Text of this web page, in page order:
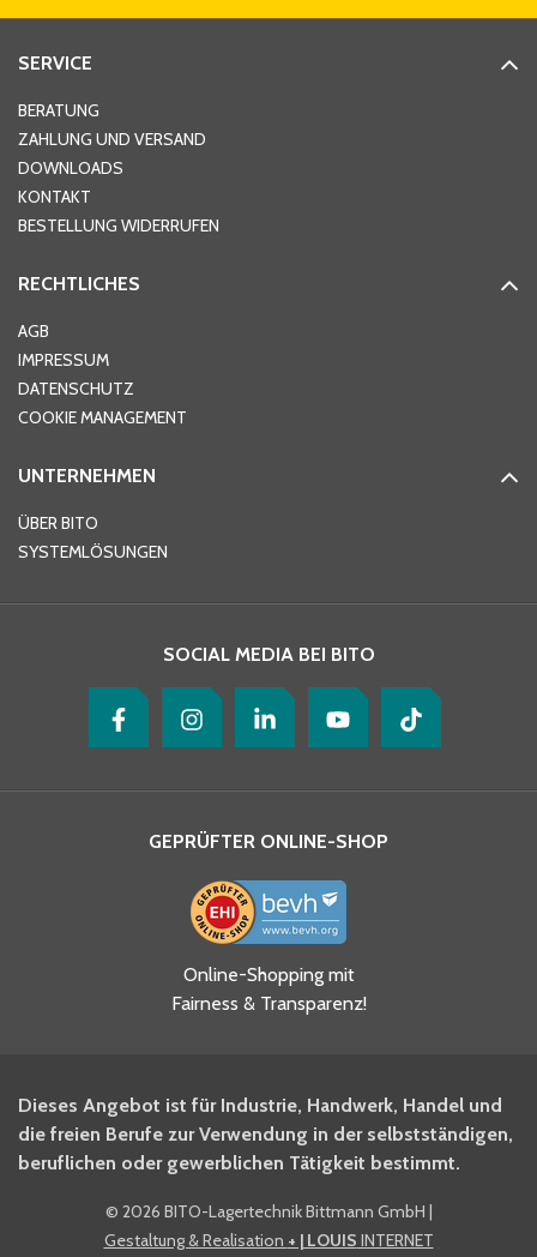
Hausnummer
Ort*
Telefon
Ja, ich habe die
Datenschutzhinweise gelesen
und akzeptiere diese.
BITO Newsletter Fachwissen
Intralogistiker anmelden.
Ja, ich möchte mich für den
BITO Shop-Newsletter
SERVICE
BERATUNG
ZAHLUNG UND VERSAND
DOWNLOADS
KONTAKT
BESTELLUNG WIDERRUFEN
RECHTLICHES
AGB
IMPRESSUM
DATENSCHUTZ
COOKIE MANAGEMENT
UNTERNEHMEN
ÜBER BITO
SYSTEMLÖSUNGEN
SOCIAL MEDIA BEI BITO
GEPRÜFTER ONLINE-SHOP
Online-Shopping mit
Fairness & Transparenz!
Dieses Angebot ist für Industrie, Handwerk, Handel und
die freien Berufe zur Verwendung in der selbstständigen,
beruflichen oder gewerblichen Tätigkeit bestimmt.
© 2026 BITO-Lagertechnik Bittmann GmbH |
Gestaltung & Realisation + | LOUIS INTERNET